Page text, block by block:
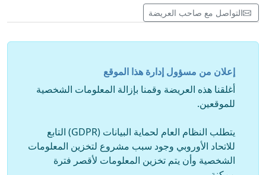
- أعوان الصحّة من أطباء وصيادلة وطواقم اسعاف وانعاش
وتمريض والخ/ المسؤولون السياسيون/ قوّات الجيش والأمن
التوريد/ المتطوّعون المنخرطون في تأمين الخدمات الضرورية
(بالتنسيق مع الدولة).
- اغلاق كافّة المحلات التجارية باستثناء المحلات الغذائية
والصيدليات وبعض محطّات البنزين.
التواصل مع صاحب العريضة
إعلان من مسؤول إدارة هذا الموقع
أغلقنا هذه العريضة وقمنا بإزالة المعلومات الشخصية
للموقعين.
يتطلب النظام العام لحماية البيانات (GDPR) التابع
للاتحاد الأوروبي وجود سبب مشروع لتخزين المعلومات
الشخصية وأن يتم تخزين المعلومات لأقصر فترة